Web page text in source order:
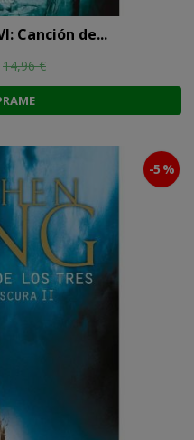
Canción de...
14,96 €
-5 %